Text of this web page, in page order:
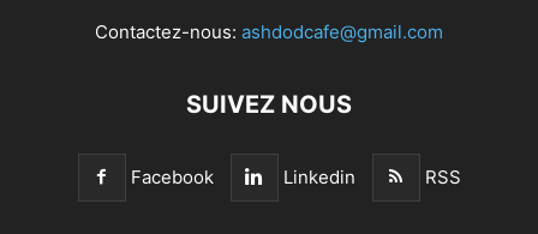
Contactez-nous: ashdodcafe@gmail.com
SUIVEZ NOUS
Facebook Linkedin RSS